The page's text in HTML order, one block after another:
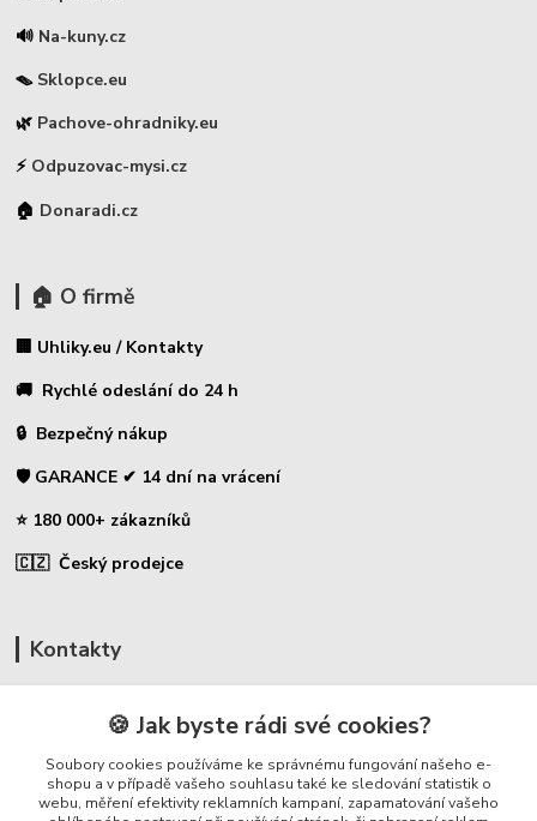
🔊 Na-kuny.cz
🪤 Sklopce.eu
🌿 Pachove-ohradniky.eu
⚡ Odpuzovac-mysi.cz
🏠 Donaradi.cz
🏠 O firmě
🏢 Uhliky.eu / Kontakty
🚚 Rychlé odeslání do 24 h
🔒 Bezpečný nákup
🛡️ GARANCE ✔ 14 dní na vrácení
⭐ 180 000+ zákazníků
🇨🇿 Český prodejce
Kontakty
🛡️ Zákaznická podpora
📞 728 007 997
⏰ Po-Pá - 7:00 - 13:30
🍪 Jak byste rádi své cookies?
Soubory cookies používáme ke správnému fungování našeho e-
shopu a v případě vašeho souhlasu také ke sledování statistik o
webu, měření efektivity reklamních kampaní, zapamatování vašeho